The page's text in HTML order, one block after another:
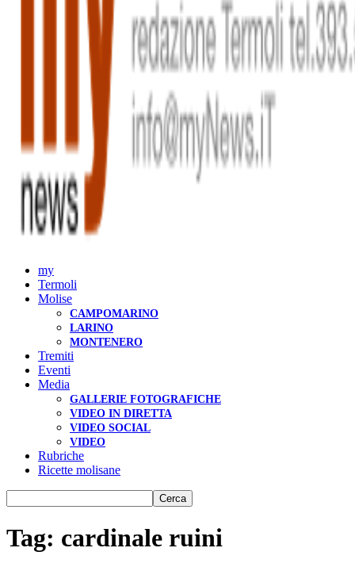
my
Termoli
Molise
CAMPOMARINO
LARINO
MONTENERO
Tremiti
Eventi
Media
GALLERIE FOTOGRAFICHE
VIDEO IN DIRETTA
VIDEO SOCIAL
VIDEO
Rubriche
Ricette molisane
Tag: cardinale ruini